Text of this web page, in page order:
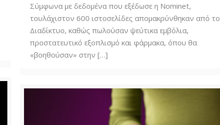
Σύμφωνα με δεδομένα που εξέδωσε η Nominet,
τουλάχιστον 600 ιστοσελίδες απομακρύνθηκαν από το
Διαδίκτυο, καθώς πωλούσαν ψεύτικα εμβόλια,
προστατευτικό εξοπλισμό και φάρμακα, όπου θα
«βοηθούσαν» στην […]